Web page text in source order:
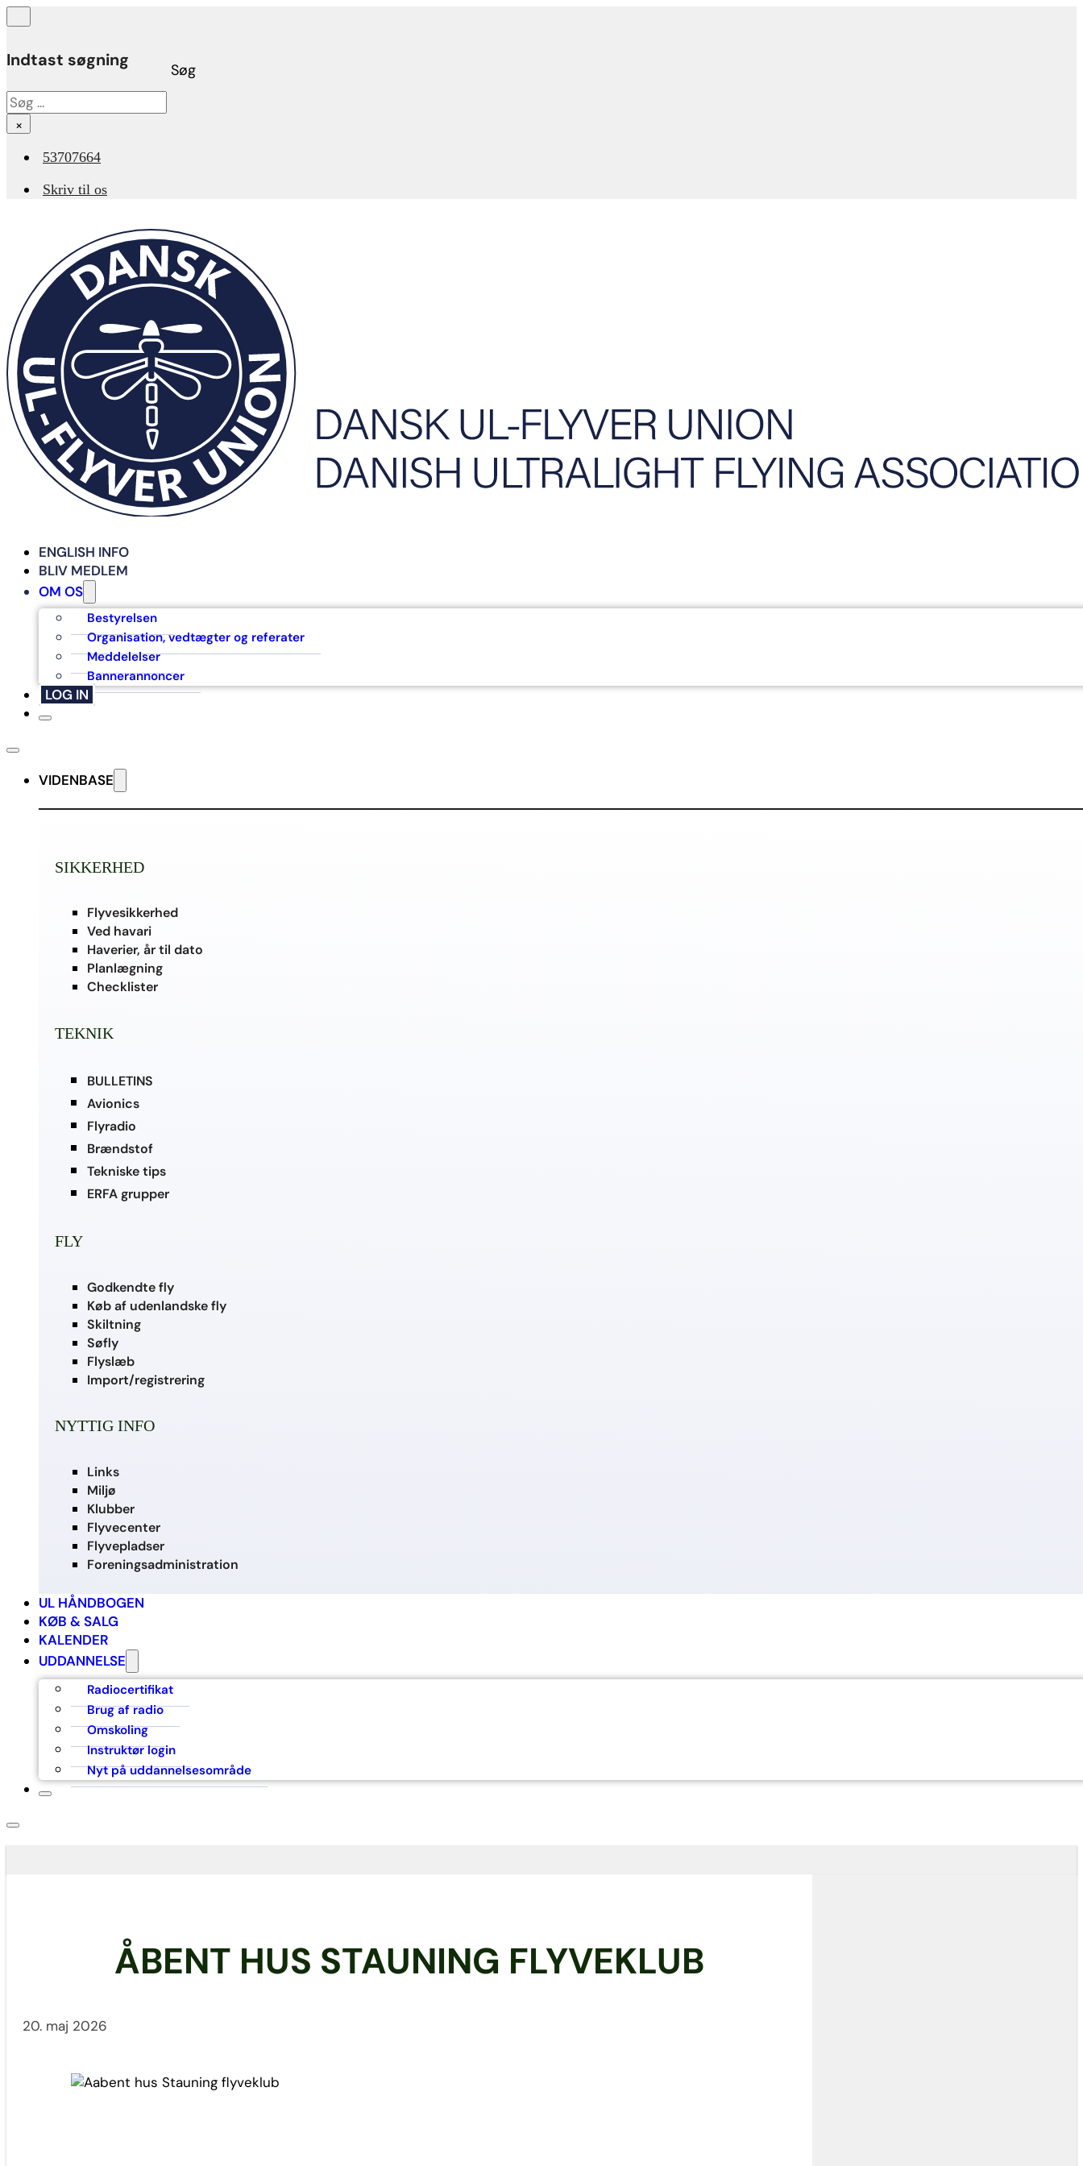
Indtast søgning
Søg
×
Søg
53707664
Skriv til os
ENGLISH INFO
BLIV MEDLEM
OM OS
Bestyrelsen
Organisation, vedtægter og referater
Meddelelser
Bannerannoncer
LOG IN
VIDENBASE
SIKKERHED
Flyvesikkerhed
Ved havari
Haverier, år til dato
Planlægning
Checklister
TEKNIK
BULLETINS
Avionics
Flyradio
Brændstof
Tekniske tips
ERFA grupper
FLY
Godkendte fly
Køb af udenlandske fly
Skiltning
Søfly
Flyslæb
Import/registrering
NYTTIG INFO
Links
Miljø
Klubber
Flyvecenter
Flyvepladser
Foreningsadministration
UL HÅNDBOGEN
KØB & SALG
KALENDER
UDDANNELSE
Radiocertifikat
Brug af radio
Omskoling
Instruktør login
Nyt på uddannelsesområde
ÅBENT HUS STAUNING FLYVEKLUB
20. maj 2026